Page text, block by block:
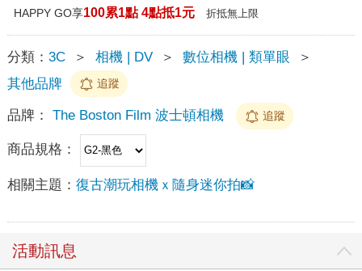
HAPPY GO享100累1點 4點抵1元 折抵無上限
分類： 3C ＞ 相機 | DV ＞ 數位相機 | 類單眼
＞
其他品牌
追蹤
品牌： The Boston Film 波士頓相機 追蹤
商品規格：
相關主題： 復古潮玩相機ｘ隨身迷你拍📸
活動訊息